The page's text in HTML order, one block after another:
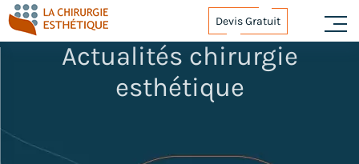
Skip
to
content
Devis Gratuit
Actualités chirurgie
esthétique